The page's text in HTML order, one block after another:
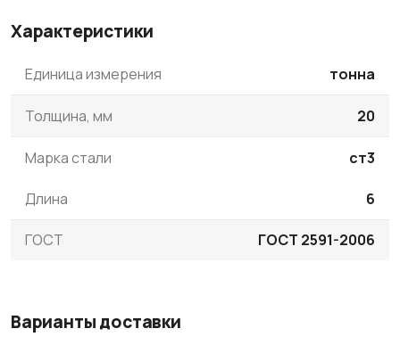
Характеристики
Единица измерения тонна
Толщина, мм 20
Марка стали ст3
Длина 6
ГОСТ ГОСТ 2591-2006
Варианты доставки